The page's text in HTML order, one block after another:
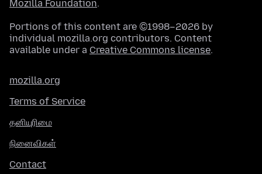
Mozilla Foundation.
Portions of this content are ©1998–2026 by
individual mozilla.org contributors. Content
available under a Creative Commons license.
mozilla.org
Terms of Service
தனியுரிமை
நினைவிகள்
Contact